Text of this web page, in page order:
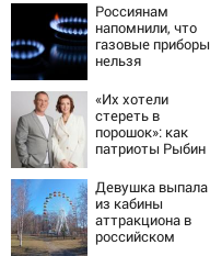
Россиянам
напомнили, что
газовые приборы
нельзя
самостоятельно
«Их хотели
стереть в
порошок»: как
патриоты Рыбин
бросили вызов
«гнилому шоу-
бизу»
Девушка выпала
из кабины
аттракциона в
российском